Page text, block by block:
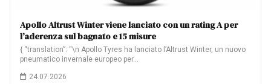
Apollo Altrust Winter viene lanciato con un rating A per
l’aderenza sul bagnato e 15 misure
{ “translation”: “\n Apollo Tyres ha lanciato l’Altrust Winter, un nuovo
pneumatico invernale europeo per…
24.07.2026